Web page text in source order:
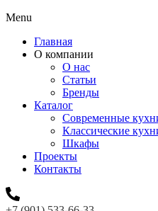
Menu
Главная
О компании
О нас
Статьи
Бренды
Каталог
Современные
Классические
Шкафы
Проекты
Контакты